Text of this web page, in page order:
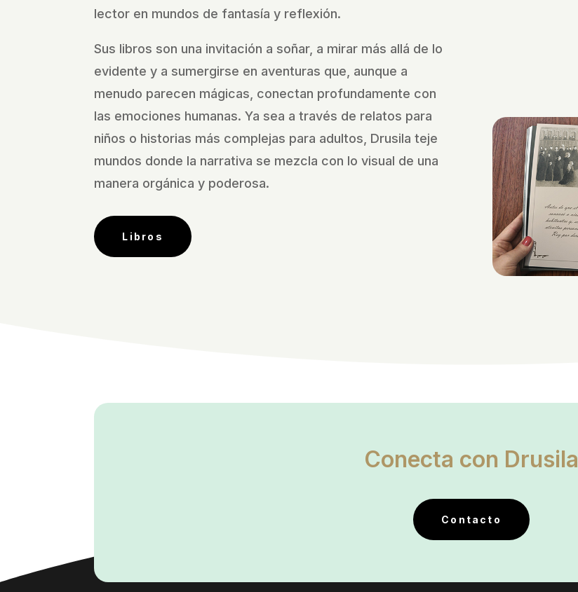
lector en mundos de fantasía y reflexión.
Sus libros son una invitación a soñar, a mirar más allá de lo
evidente y a sumergirse en aventuras que, aunque a
menudo parecen mágicas, conectan profundamente con
las emociones humanas. Ya sea a través de relatos para
niños o historias más complejas para adultos, Drusila teje
mundos donde la narrativa se mezcla con lo visual de una
manera orgánica y poderosa.
Libros
Conecta con Drusila
Contacto